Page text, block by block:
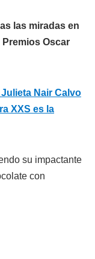
las miradas en
Premios Oscar
Nair Calvo
XXS es la
su impactante
con